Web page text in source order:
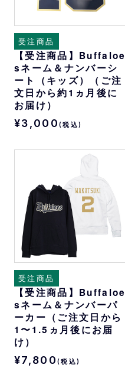
受注商品
【受注商品】Buffaloe
sネーム＆ナンバーシ
ート（キッズ）（ご注
文日から約1ヵ月後に
お届け）
¥3,000 (税込)
受注商品
【受注商品】Buffaloe
sネーム＆ナンバーパ
ーカー（ご注文日から
1〜1.5ヵ月後にお届
け）
¥7,800 (税込)